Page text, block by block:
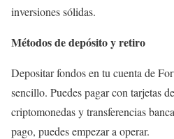
inversiones sólidas.
Métodos de depósito y retiro
Depositar fondos en tu cuenta de
sencillo. Puedes pagar con tarjetas
criptomonedas y transferencias
pago, puedes empezar a operar.